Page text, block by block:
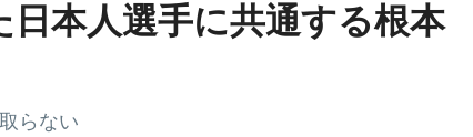
本人選手に共通する根本
らない